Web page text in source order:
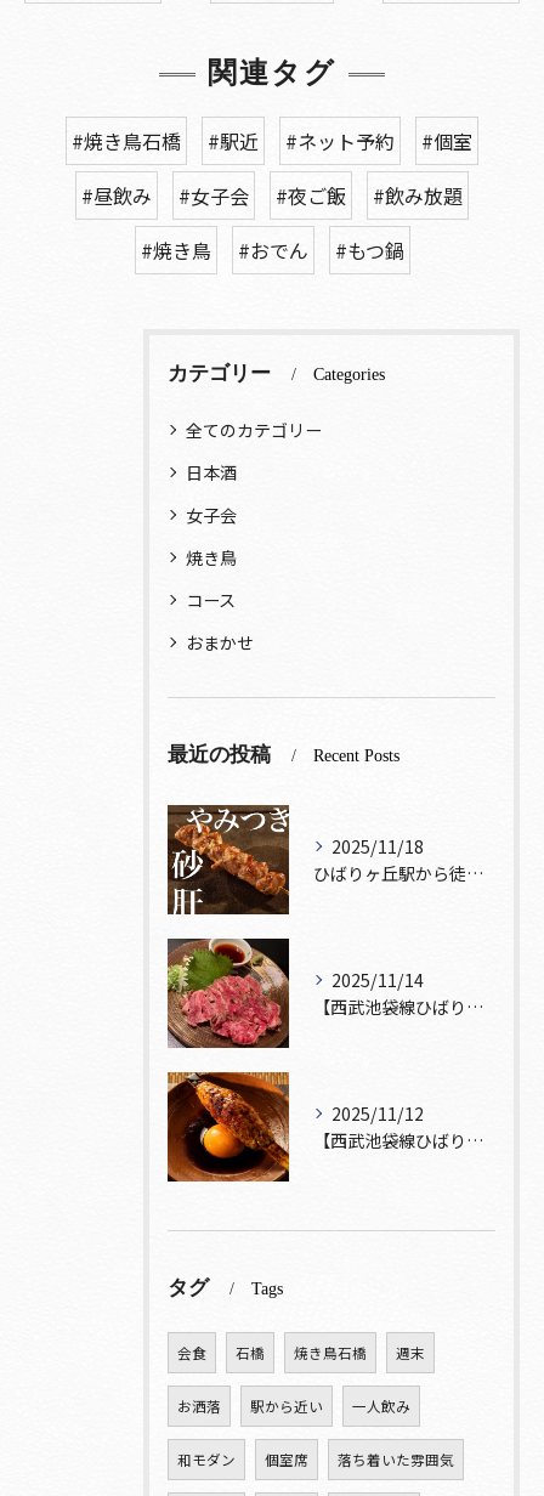
関連タグ
#焼き鳥石橋 #駅近 #ネット予約
#個室
#昼飲み
#女子会 #夜ご飯
#飲み放題
#焼き鳥
#おでん #もつ鍋
カテゴリー Categories
全てのカテゴリー
日本酒
女子会
焼き鳥
コース
おまかせ
最近の投稿 Recent Posts
2025/11/18
ひばりヶ丘駅から徒歩5分🚶‍♀️雰囲気の良い居酒屋をお探しな...
2025/11/14
【西武池袋線ひばりヶ丘駅】から徒歩5分🚶
2025/11/12
【西武池袋線ひばりヶ丘駅】から徒歩5分圏内🚶‍♀️！
タグ Tags
会食 石橋 焼き鳥石橋 週末
お洒落 駅から近い 一人飲み
和モダン 個室席 落ち着いた雰囲気